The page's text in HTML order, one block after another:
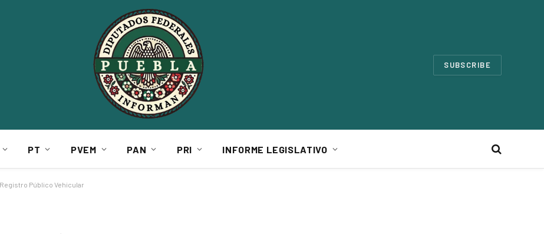
SUBSCRIBE
PT PVEM PAN PRI INFORME LEGISLATIVO
Registro Público Vehicular